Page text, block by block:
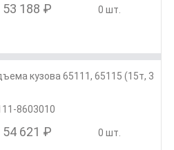
53 188 ₽ 0 шт.
кузова 65111, 65115 (15т, 3
8603010
54 621 ₽ 0 шт.